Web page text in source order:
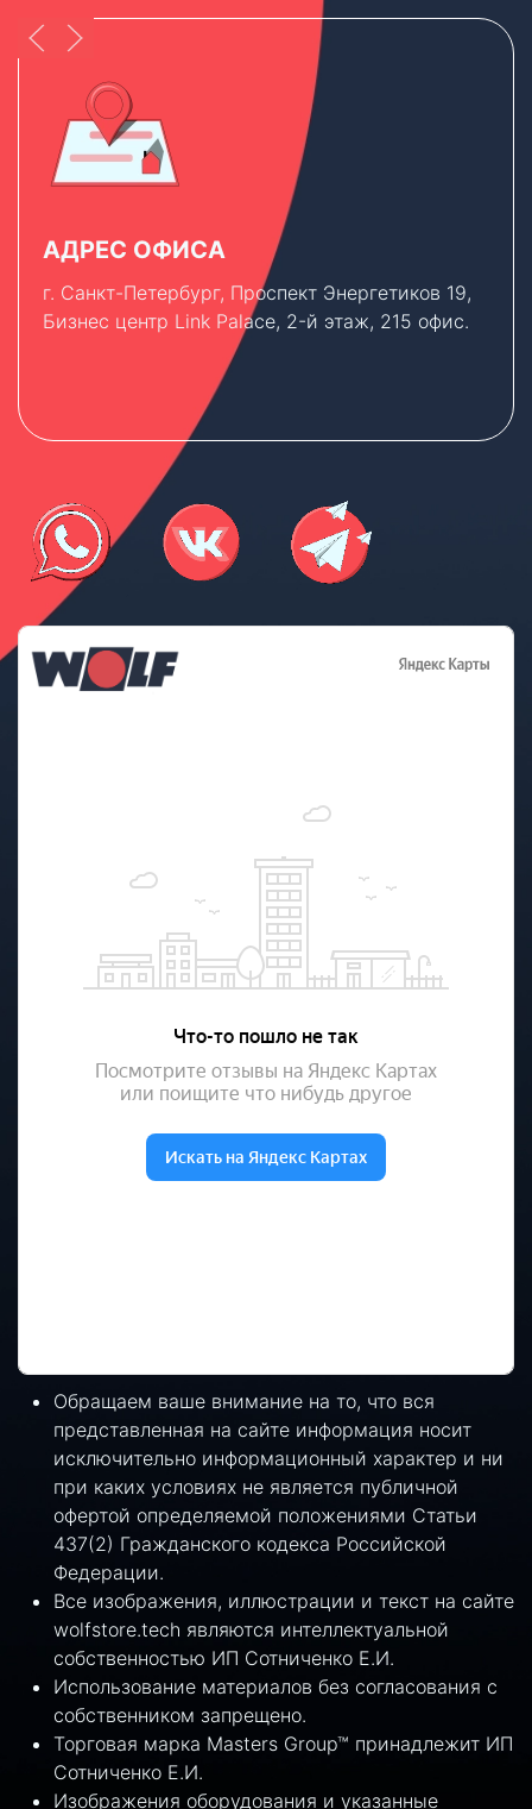
АДРЕС ОФИСА
г. Санкт-Петербург, Проспект Энергетиков 19,
Бизнес центр Link Palace, 2-й этаж, 215 офис.
Обращаем ваше внимание на то, что вся
представленная на сайте информация носит
исключительно информационный характер и ни
при каких условиях не является публичной
офертой определяемой положениями Статьи
437(2) Гражданского кодекса Российской
Федерации.
Все изображения, иллюстрации и текст на сайте
wolfstore.tech являются интеллектуальной
собственностью ИП Сотниченко Е.И.
Использование материалов без согласования с
собственником запрещено.
Торговая марка Masters Group™ принадлежит ИП
Сотниченко Е.И.
Изображения оборудования и указанные